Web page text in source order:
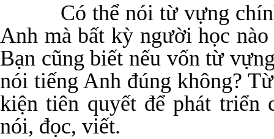
Có thể nói từ vựng chính
Anh mà bất kỳ người học
Bạn cũng biết nếu vốn từ
nói tiếng Anh đúng không?
kiện tiên quyết để phát triển
nói, đọc, viết.